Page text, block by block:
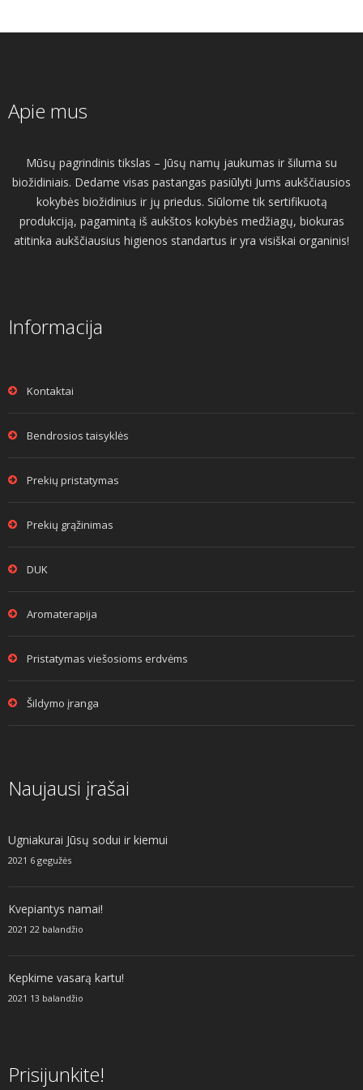
Apie mus
Mūsų pagrindinis tikslas – Jūsų namų jaukumas ir šiluma su
biožidiniais. Dedame visas pastangas pasiūlyti Jums aukščiausios
kokybės biožidinius ir jų priedus. Siūlome tik sertifikuotą
produkciją, pagamintą iš aukštos kokybės medžiagų, biokuras
atitinka aukščiausius higienos standartus ir yra visiškai organinis!
Informacija
Kontaktai
Bendrosios taisyklės
Prekių pristatymas
Prekių grąžinimas
DUK
Aromaterapija
Pristatymas viešosioms erdvėms
Šildymo įranga
Naujausi įrašai
Ugniakurai Jūsų sodui ir kiemui
2021 6 gegužės
Kvepiantys namai!
2021 22 balandžio
Kepkime vasarą kartu!
2021 13 balandžio
Prisijunkite!